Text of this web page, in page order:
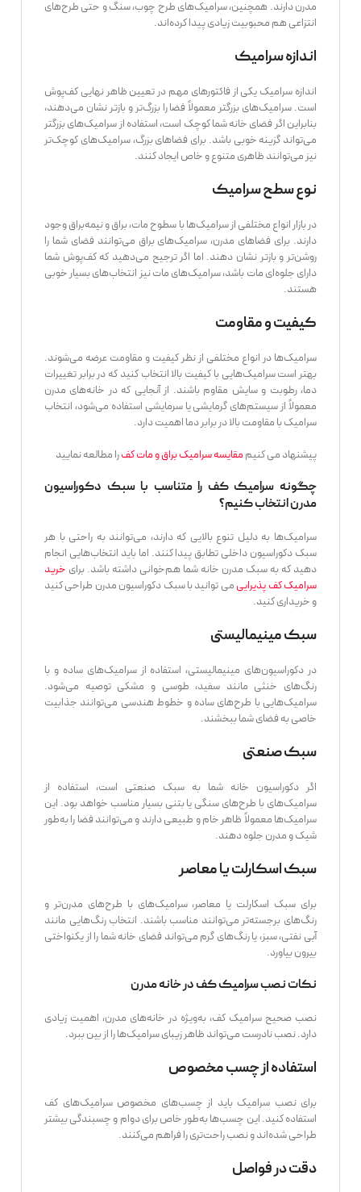
مدرن دارند. همچنین، سرامیک‌های طرح چوب، سنگ و حتی طرح‌های
انتزاعی هم محبوبیت زیادی پیدا کرده‌اند.
اندازه سرامیک
اندازه سرامیک یکی از فاکتورهای مهم در تعیین ظاهر نهایی کف‌پوش
است. سرامیک‌های بزرگتر معمولاً فضا را بزرگ‌تر و بازتر نشان می‌دهند،
بنابراین اگر فضای خانه شما کوچک است، استفاده از سرامیک‌های بزرگتر
می‌تواند گزینه خوبی باشد. برای فضاهای بزرگ، سرامیک‌های کوچک‌تر
نیز می‌توانند ظاهری متنوع و خاص ایجاد کنند.
نوع سطح سرامیک
در بازار انواع مختلفی از سرامیک‌ها با سطوح مات، براق و نیمه‌براق وجود
دارند. برای فضاهای مدرن، سرامیک‌های براق می‌توانند فضای شما را
روشن‌تر و بازتر نشان دهند. اما اگر ترجیح می‌دهید که کف‌پوش شما
دارای جلوه‌ای مات باشد، سرامیک‌های مات نیز انتخاب‌های بسیار خوبی
هستند.
کیفیت و مقاومت
سرامیک‌ها در انواع مختلفی از نظر کیفیت و مقاومت عرضه می‌شوند.
بهتر است سرامیک‌هایی با کیفیت بالا انتخاب کنید که در برابر تغییرات
دما، رطوبت و سایش مقاوم باشند. از آنجایی که در خانه‌های مدرن
معمولاً از سیستم‌های گرمایشی یا سرمایشی استفاده می‌شود، انتخاب
سرامیک با مقاومت بالا در برابر دما اهمیت دارد.
پیشنهاد می کنیم مقایسه سرامیک براق و مات کفرا مطالعه نمایید
چگونه سرامیک کف را متناسب با سبک دکوراسیون
مدرن انتخاب کنیم؟
سرامیک‌ها به دلیل تنوع بالایی که دارند، می‌توانند به راحتی با هر
سبک دکوراسیون داخلی تطابق پیدا کنند. اما باید انتخاب‌هایی انجام
دهید که به سبک مدرن خانه شما هم‌خوانی داشته باشد. برای خرید
سرامیک کف پذیرایی می توانید با سبک دکوراسیون مدرن طراحی کنید
و خریداری کنید.
سبک مینیمالیستی
در دکوراسیون‌های مینیمالیستی، استفاده از سرامیک‌های ساده و با
رنگ‌های خنثی مانند سفید، طوسی و مشکی توصیه می‌شود.
سرامیک‌هایی با طرح‌های ساده و خطوط هندسی می‌توانند جذابیت
خاصی به فضای شما ببخشند.
سبک صنعتی
اگر دکوراسیون خانه شما به سبک صنعتی است، استفاده از
سرامیک‌های با طرح‌های سنگی یا بتنی بسیار مناسب خواهد بود. این
سرامیک‌ها معمولاً ظاهر خام و طبیعی دارند و می‌توانند فضا را به‌طور
شیک و مدرن جلوه دهند.
سبک اسکارلت یا معاصر
برای سبک اسکارلت یا معاصر، سرامیک‌های با طرح‌های مدرن‌تر و
رنگ‌های برجسته‌تر می‌توانند مناسب باشند. انتخاب رنگ‌هایی مانند
آبی نفتی، سبز، یا رنگ‌های گرم می‌تواند فضای خانه شما را از یکنواختی
بیرون بیاورد.
نکات نصب سرامیک کف در خانه مدرن
نصب صحیح سرامیک کف، به‌ویژه در خانه‌های مدرن، اهمیت زیادی
دارد. نصب نادرست می‌تواند ظاهر زیبای سرامیک‌ها را از بین ببرد.
استفاده از چسب مخصوص
برای نصب سرامیک باید از چسب‌های مخصوص سرامیک‌های کف
استفاده کنید. این چسب‌ها به‌طور خاص برای دوام و چسبندگی بیشتر
طراحی شده‌اند و نصب راحت‌تری را فراهم می‌کنند.
دقت در فواصل